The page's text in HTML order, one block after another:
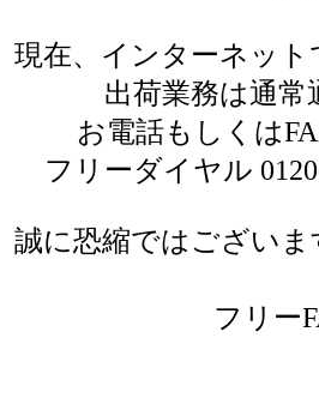
現在、インターネッ
出荷業務は通
お電話もしくは
フリーダイヤル
誠に恐縮ではござい
フリー